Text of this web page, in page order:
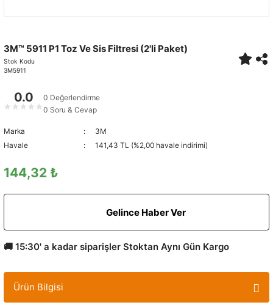
3M™ 5911 P1 Toz Ve Sis Filtresi (2'li Paket)
Stok Kodu
3M5911
0.0
★ ★ ★ ★ ★
0 Değerlendirme
0 Soru & Cevap
Marka
3M
Havale
141,43 TL (%2,00 havale indirimi)
144,32 ₺
Gelince Haber Ver
🚚 15:30' a kadar siparişler Stoktan Aynı Gün Kargo
Ürün Bilgisi